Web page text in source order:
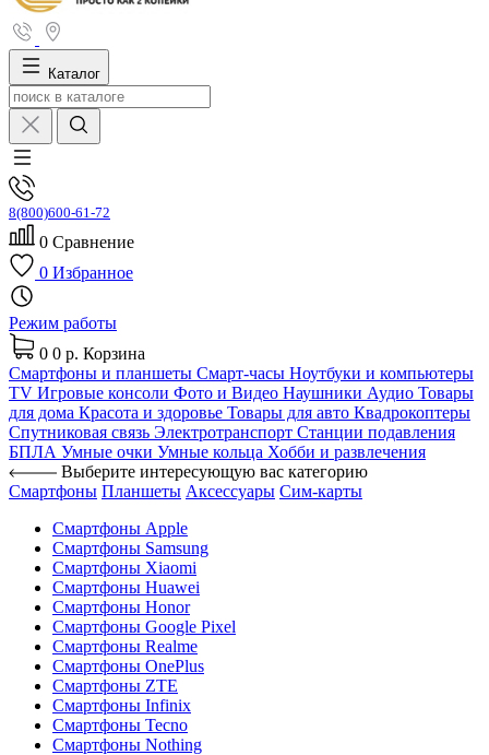
Каталог
8(800)600-61-72
0 Сравнение
0 Избранное
Режим работы
0 0 р. Корзина
Смартфоны и планшеты Смарт-часы Ноутбуки и компьютеры
TV Игровые консоли Фото и Видео Наушники Аудио Товары
для дома Красота и здоровье Товары для авто Квадрокоптеры
Спутниковая связь Электротранспорт Станции подавления
БПЛА Умные очки Умные кольца Хобби и развлечения
Выберите интересующую вас категорию
Смартфоны Планшеты Аксессуары Сим-карты
Смартфоны Apple
Смартфоны Samsung
Смартфоны Xiaomi
Смартфоны Huawei
Смартфоны Honor
Смартфоны Google Pixel
Смартфоны Realme
Смартфоны OnePlus
Смартфоны ZTE
Смартфоны Infinix
Смартфоны Tecno
Смартфоны Nothing